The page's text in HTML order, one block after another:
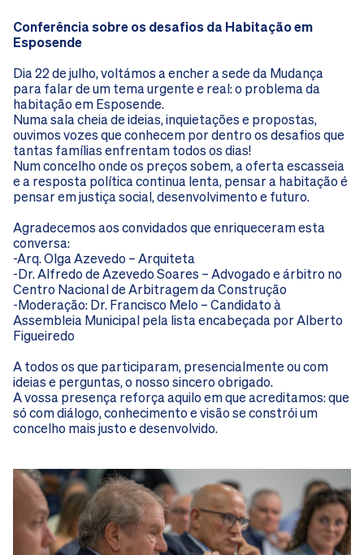
Conferência sobre os desafios da Habitação em
Esposende
Dia 22 de julho, voltámos a encher a sede da Mudança
para falar de um tema urgente e real: o problema da
habitação em Esposende.
Numa sala cheia de ideias, inquietações e propostas,
ouvimos vozes que conhecem por dentro os desafios que
tantas famílias enfrentam todos os dias!
Num concelho onde os preços sobem, a oferta escasseia
e a resposta política continua lenta, pensar a habitação é
pensar em justiça social, desenvolvimento e futuro.
Agradecemos aos convidados que enriqueceram esta
conversa:
-Arq. Olga Azevedo – Arquiteta
-Dr. Alfredo de Azevedo Soares – Advogado e árbitro no
Centro Nacional de Arbitragem da Construção
-Moderação: Dr. Francisco Melo – Candidato à
Assembleia Municipal pela lista encabeçada por Alberto
Figueiredo
A todos os que participaram, presencialmente ou com
ideias e perguntas, o nosso sincero obrigado.
A vossa presença reforça aquilo em que acreditamos: que
só com diálogo, conhecimento e visão se constrói um
concelho mais justo e desenvolvido.